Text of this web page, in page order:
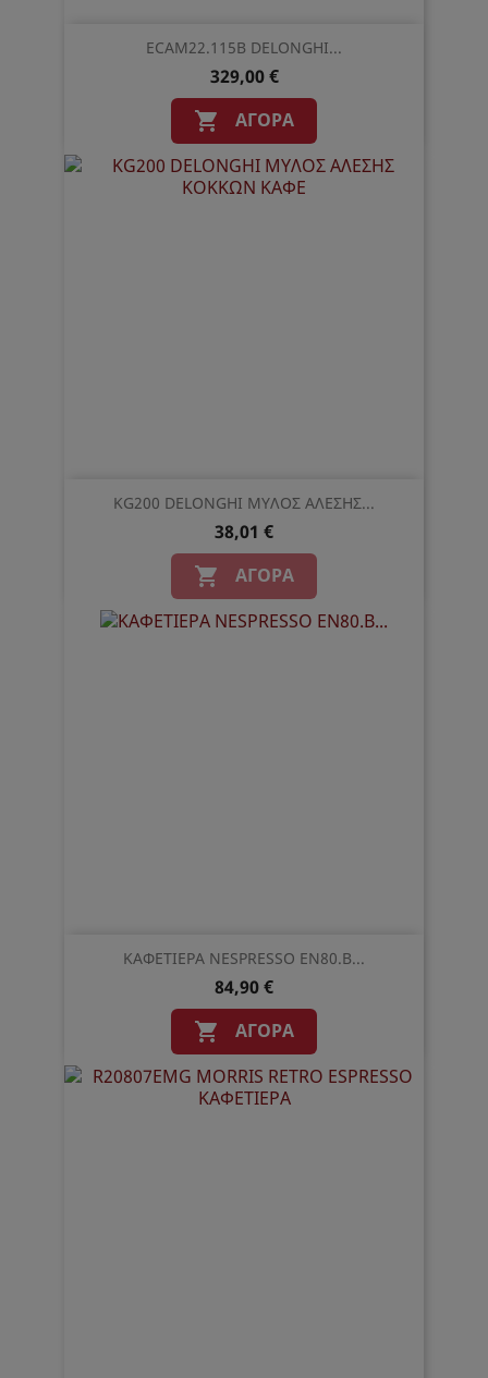
ECAM22.115B DELONGHI...
329,00 €
 ΑΓΟΡΆ
KG200 DELONGHI ΜΥΛΟΣ ΑΛΕΣΗΣ...
38,01 €
 ΑΓΟΡΆ
ΚΑΦΕΤΙΕΡΑ NESPRESSO EN80.B...
84,90 €
 ΑΓΟΡΆ